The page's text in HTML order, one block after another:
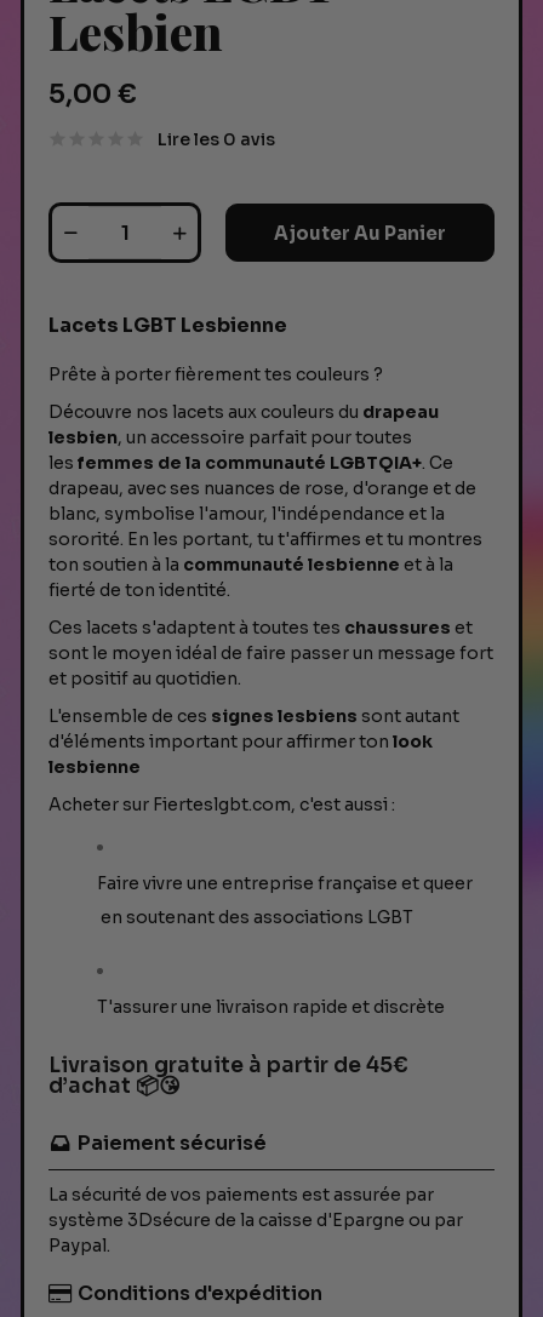
Lesbien
5,00 €
Lire les 0 avis
Ajouter Au Panier
Lacets LGBT Lesbienne
Prête à porter fièrement tes couleurs ?
Découvre nos lacets aux couleurs du drapeau
lesbien, un accessoire parfait pour toutes
les femmes de la communauté LGBTQIA+. Ce
drapeau, avec ses nuances de rose, d'orange et de
blanc, symbolise l'amour, l'indépendance et la
sororité. En les portant, tu t'affirmes et tu montres
ton soutien à la communauté lesbienne et à la
fierté de ton identité.
Ces lacets s'adaptent à toutes tes chaussures et
sont le moyen idéal de faire passer un message fort
et positif au quotidien.
L'ensemble de ces signes lesbiens sont autant
d'éléments important pour affirmer ton look
lesbienne
Acheter sur Fierteslgbt.com, c'est aussi :
Faire vivre une entreprise française et queer
en soutenant des associations LGBT
T'assurer une livraison rapide et discrète
Livraison gratuite à partir de 45€
d’achat 📦😘
Paiement sécurisé
La sécurité de vos paiements est assurée par
système 3Dsécure de la caisse d'Epargne ou par
Paypal.
Conditions d'expédition